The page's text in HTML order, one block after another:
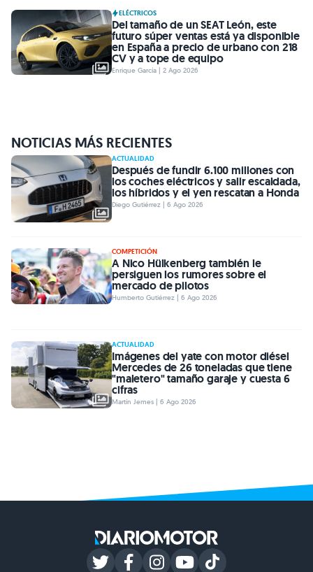
ELÉCTRICOS
Del tamaño de un SEAT León, este
futuro súper ventas está ya disponible
en España a precio de urbano con 218
CV y a tope de equipo
Enrique García | 2 Ago 2026
NOTICIAS MÁS RECIENTES
ACTUALIDAD
Después de fundir 6.100 millones con
los coches eléctricos y salir escaldada,
los híbridos y el yen rescatan a Honda
Diego Gutiérrez | 6 Ago 2026
COMPETICIÓN
A Nico Hülkenberg también le
persiguen los rumores sobre el
mercado de pilotos
Humberto Gutiérrez | 6 Ago 2026
ACTUALIDAD
Imágenes del yate con motor diésel
Mercedes de 26 toneladas que tiene
"maletero" tamaño garaje y cuesta 6
cifras
Martín Jemes | 6 Ago 2026